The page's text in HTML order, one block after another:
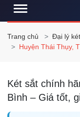
Trang chủ Đại lý
Huyện Thái Thụy,
Két sắt chính
Bình – Giá tốt,